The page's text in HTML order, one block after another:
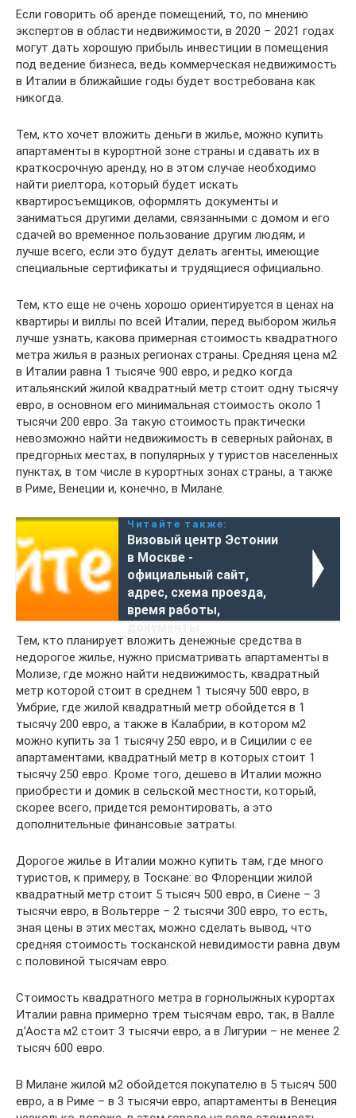
Если говорить об аренде помещений, то, по мнению
экспертов в области недвижимости, в 2020 – 2021 годах
могут дать хорошую прибыль инвестиции в помещения
под ведение бизнеса, ведь коммерческая недвижимость
в Италии в ближайшие годы будет востребована как
никогда.
Тем, кто хочет вложить деньги в жилье, можно купить
апартаменты в курортной зоне страны и сдавать их в
краткосрочную аренду, но в этом случае необходимо
найти риелтора, который будет искать
квартиросъемщиков, оформлять документы и
заниматься другими делами, связанными с домом и его
сдачей во временное пользование другим людям, и
лучше всего, если это будут делать агенты, имеющие
специальные сертификаты и трудящиеся официально.
Тем, кто еще не очень хорошо ориентируется в ценах на
квартиры и виллы по всей Италии, перед выбором жилья
лучше узнать, какова примерная стоимость квадратного
метра жилья в разных регионах страны. Средняя цена м2
в Италии равна 1 тысяче 900 евро, и редко когда
итальянский жилой квадратный метр стоит одну тысячу
евро, в основном его минимальная стоимость около 1
тысячи 200 евро. За такую стоимость практически
невозможно найти недвижимость в северных районах, в
предгорных местах, в популярных у туристов населенных
пунктах, в том числе в курортных зонах страны, а также
в Риме, Венеции и, конечно, в Милане.
Читайте также:
Визовый центр Эстонии
в Москве -
официальный сайт,
адрес, схема проезда,
время работы,
Тем, кто планирует вложить денежные средства в
недорогое жилье, нужно присматривать апартаменты в
Молизе, где можно найти недвижимость, квадратный
метр которой стоит в среднем 1 тысячу 500 евро, в
Умбрие, где жилой квадратный метр обойдется в 1
тысячу 200 евро, а также в Калабрии, в котором м2
можно купить за 1 тысячу 250 евро, и в Сицилии с ее
апартаментами, квадратный метр в которых стоит 1
тысячу 250 евро. Кроме того, дешево в Италии можно
приобрести и домик в сельской местности, который,
скорее всего, придется ремонтировать, а это
дополнительные финансовые затраты.
Дорогое жилье в Италии можно купить там, где много
туристов, к примеру, в Тоскане: во Флоренции жилой
квадратный метр стоит 5 тысяч 500 евро, в Сиене – 3
тысячи евро, в Вольтерре – 2 тысячи 300 евро, то есть,
зная цены в этих местах, можно сделать вывод, что
средняя стоимость тосканской невидимости равна двум
с половиной тысячам евро.
Стоимость квадратного метра в горнолыжных курортах
Италии равна примерно трем тысячам евро, так, в Валле
д’Аоста м2 стоит 3 тысячи евро, а в Лигурии – не менее 2
тысяч 600 евро.
В Милане жилой м2 обойдется покупателю в 5 тысяч 500
евро, а в Риме – в 3 тысячи евро, апартаменты в Венеция